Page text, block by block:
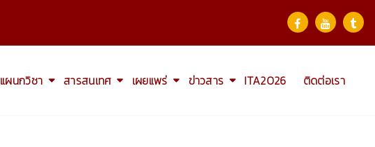
แผนกวิชา สารสนเทศ เผยแพร่ ข่าวสาร ITA2026 ติดต่อเรา